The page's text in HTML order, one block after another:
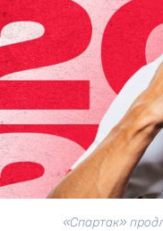
«Спартак»